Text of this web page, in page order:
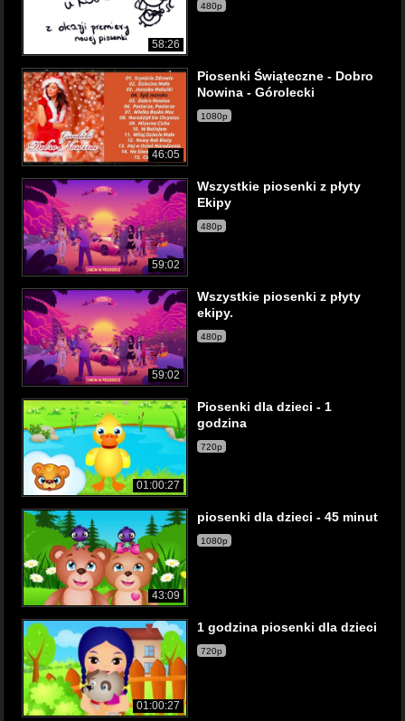
58:26
480p
46:05
Piosenki Świąteczne - Dobro
Nowina - Górolecki
1080p
59:02
Wszystkie piosenki z płyty
Ekipy
480p
59:02
Wszystkie piosenki z płyty
ekipy.
480p
01:00:27
Piosenki dla dzieci - 1
godzina
720p
43:09
piosenki dla dzieci - 45 minut
1080p
01:00:27
1 godzina piosenki dla dzieci
720p